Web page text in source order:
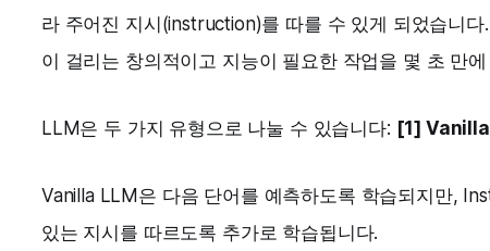
라 주어진 지시(instruction)를 따를 수 있게 되었습니
이 걸리는 창의적이고 지능이 필요한 작업을 몇 초 만
LLM은 두 가지 유형으로 나눌 수 있습니다: [1]
Vanilla LLM은 다음 단어를 예측하도록 학습되지만,
있는 지시를 따르도록 추가로 학습됩니다.